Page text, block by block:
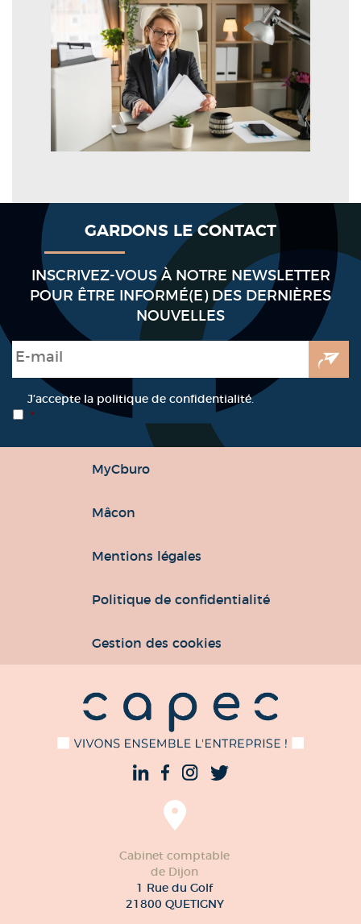
GARDONS LE CONTACT
INSCRIVEZ-VOUS À NOTRE NEWSLETTER
POUR ÊTRE INFORMÉ(E) DES DERNIÈRES
NOUVELLES
E-mail
RGPD *
J’accepte la politique de confidentialité.
*
MyCburo
Mâcon
Mentions légales
Politique de confidentialité
Gestion des cookies
Cabinet comptable
de Dijon
1 Rue du Golf
21800 QUETIGNY